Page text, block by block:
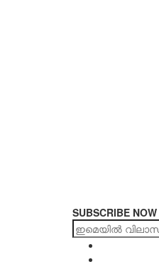
SUBSCRIBE NOW